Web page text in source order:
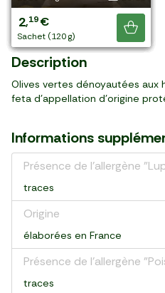
3,89€
barquette (150 g)
3,59€
barquette (150 g)
3,89€
barquette (150 g)
3,19€
barquette (150 g)
3,99€
barquette (150 g)
4,99€
barquette (150 g)
3,99€
barquette (120 g)
3,99€
paquet (60 g)
2,19€
sachet (120 g)
Je découvre
Description
Olives vertes dénoyautées aux
feta d'appellation d'origine
Informations
Présence de l'allergène
traces
Origine
élaborées en France
Présence de l'allergène
traces